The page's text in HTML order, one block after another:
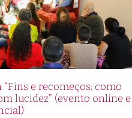
e recomeços: como
lucidez” (evento online e